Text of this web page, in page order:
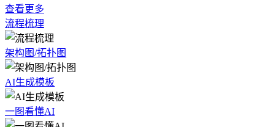
查看更多
流程梳理
架构图/拓扑图
AI生成模板
一图看懂AI